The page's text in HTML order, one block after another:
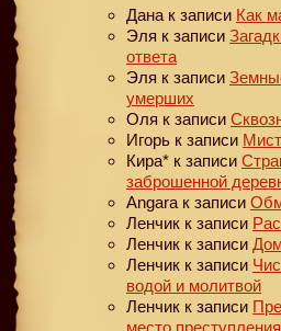
Дана к записи Как
Эля к записи
ответа
Эля к записи
умерших
Оля к записи
Игорь к записи
Кира* к записи
заброшенной
Angara к записи
Ленчик к записи
Ленчик к записи
Ленчик к записи
водой и молитвой
Ленчик к записи
место преступления